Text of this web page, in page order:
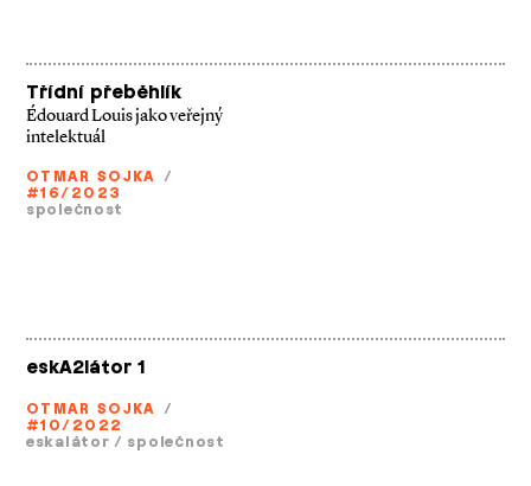
Třídní přeběhlík
Édouard Louis jako veřejný
intelektuál
OTMAR SOJKA /
#16/2023
společnost
eskA2látor 1
OTMAR SOJKA /
#10/2022
eskalátor / společnost